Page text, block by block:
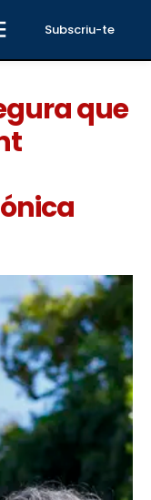
Subscriu-te
que